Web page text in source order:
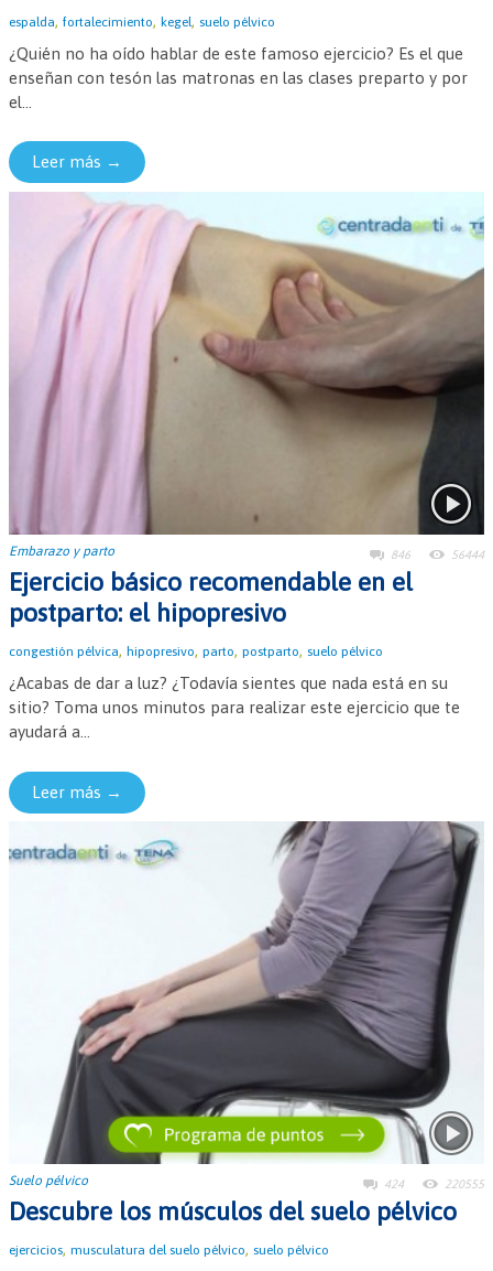
espalda, fortalecimiento, kegel, suelo pélvico
¿Quién no ha oído hablar de este famoso ejercicio? Es el que
enseñan con tesón las matronas en las clases preparto y por
el...
Leer más →
Embarazo y parto 846 56444
Ejercicio básico recomendable en el
postparto: el hipopresivo
congestión pélvica, hipopresivo, parto, postparto, suelo pélvico
¿Acabas de dar a luz? ¿Todavía sientes que nada está en su
sitio? Toma unos minutos para realizar este ejercicio que te
ayudará a...
Leer más →
Suelo pélvico 424 220555
Descubre los músculos del suelo pélvico
ejercicios, musculatura del suelo pélvico, suelo pélvico